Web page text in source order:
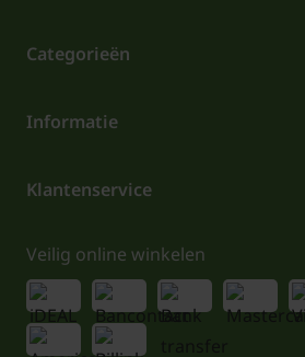
Categorieën
Informatie
Klantenservice
Veilig online winkelen